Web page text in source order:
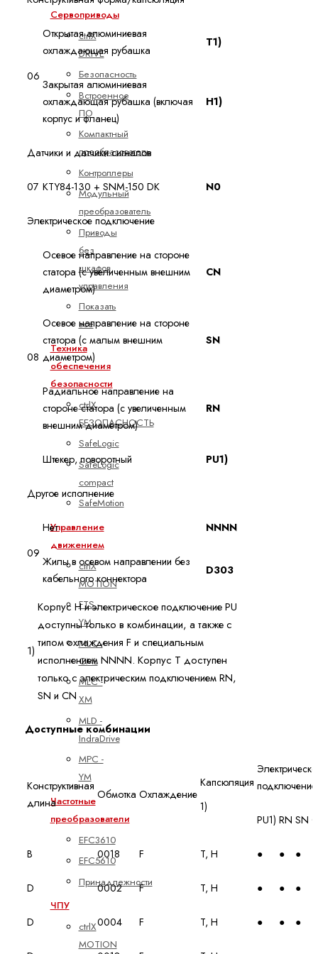
Сервоприводы
ctrlX
DRIVE
Безопасность
Встроенное
ПО
Компактный
преобразователь
Контроллеры
Модульный
преобразователь
Приводы
без
шкафов
управления
Показать
все
Техника
обеспечения
безопасности
ctrlX
БЕЗОПАСНОСТЬ
SafeLogic
SafeLogic
compact
SafeMotion
Управление
движением
ctrlX
MOTION
FTS -
YM
MLC -
CML
MLC -
XM
MLD -
IndraDrive
MPC -
YM
Частотные
преобразователи
EFC3610
EFC5610
Принадлежности
ЧПУ
ctrlX
MOTION
06
Открытая алюминиевая
охлаждающая рубашка
T1)
Закрытая алюминиевая
охлаждающая рубашка (включая
корпус и фланец)
H1)
Датчики и датчики сигналов
07 KTY84-130 + SNM-150 DK N0
Электрическое подключение
08
Осевое направление на стороне
статора (с увеличенным внешним
диаметром)
CN
Осевое направление на стороне
статора (с малым внешним
диаметром)
SN
Радиальное направление на
стороне статора (с увеличенным
внешним диаметром)
RN
Штекер, поворотный PU1)
Другое исполнение
09
Нет NNNN
Жилы в осевом направлении без
кабельного коннектора
D303
1)
Корпус H и электрическое подключение PU
доступны только в комбинации, а также с
типом охлаждения F и специальным
исполнением NNNN. Корпус T доступен
только с электрическим подключением RN,
SN и CN
Доступные комбинации
Конструктивная
длина
Обмотка Охлаждение
Капсюляция
1)
подключение
PU1) RN SN
B 0018 F T, H ● ● ●
D 0002 F T, H ● ● ●
D 0004 F T, H ● ● ●